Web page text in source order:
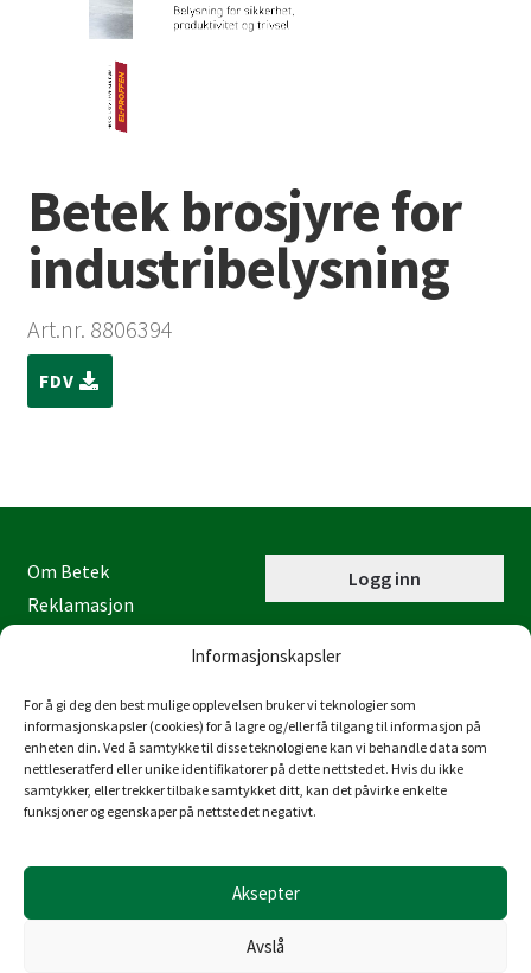
Informasjonskapsler
For å gi deg den best mulige opplevelsen bruker vi teknologier som
informasjonskapsler (cookies) for å lagre og/eller få tilgang til informasjon på
enheten din. Ved å samtykke til disse teknologiene kan vi behandle data som
nettleseratferd eller unike identifikatorer på dette nettstedet. Hvis du ikke
samtykker, eller trekker tilbake samtykket ditt, kan det påvirke enkelte
funksjoner og egenskaper på nettstedet negativt.
Aksepter
Avslå
Betek brosjyre for
industribelysning
Art.nr. 8806394
FDV
Logg inn
Juraveien 4
4636 Kristiansand
Tlf: 38 53 15 00
Om Betek
Reklamasjon
Personvernerklæring
Åpenhetsloven